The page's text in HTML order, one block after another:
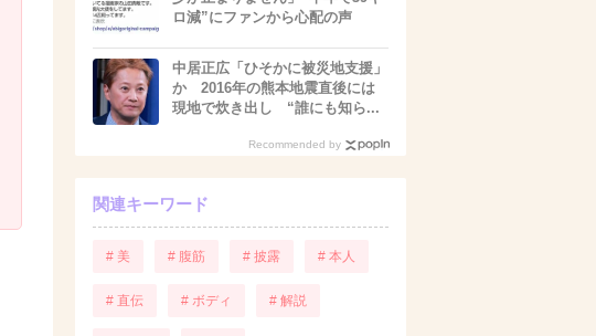
ロ減”にファンから心配の声
中居正広「ひそかに被災地支援」
か 2016年の熊本地震直後には
現地で炊き出し “誰にも知ら...
Recommended by
関連キーワード
# 美 # 腹筋 # 披露 # 本人
# 直伝 # ボディ # 解説